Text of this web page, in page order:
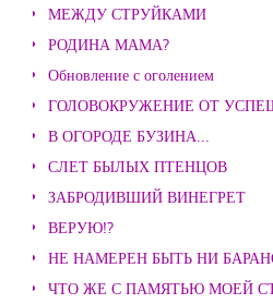
МЕЖДУ СТРУЙКАМИ
РОДИНА МАМА?
Обновление с оголением
ГОЛОВОКРУЖЕНИЕ ОТ
В ОГОРОДЕ БУЗИНА...
СЛЕТ БЫЛЫХ ПТЕНЦОВ
ЗАБРОДИВШИЙ ВИНЕГРЕТ
ВЕРУЮ!?
НЕ НАМЕРЕН БЫТЬ НИ
ЧТО ЖЕ С ПАМЯТЬЮ МОЕЙ